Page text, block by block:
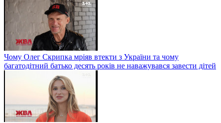
Чому Олег Скрипка мріяв втекти з України та чому
багатодітний батько десять років не наважувався завести дітей